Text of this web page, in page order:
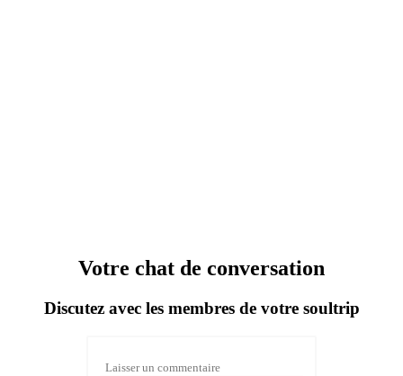
Votre chat de conversation
Discutez avec les membres de votre soultrip